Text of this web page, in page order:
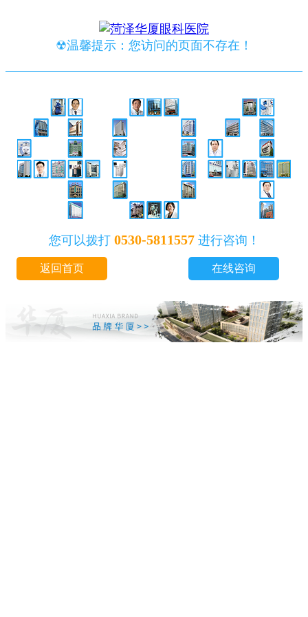
☢温馨提示：您访问的页面不存在！
您可以拨打 0530-5811557进行咨询！
返回首页 在线咨询